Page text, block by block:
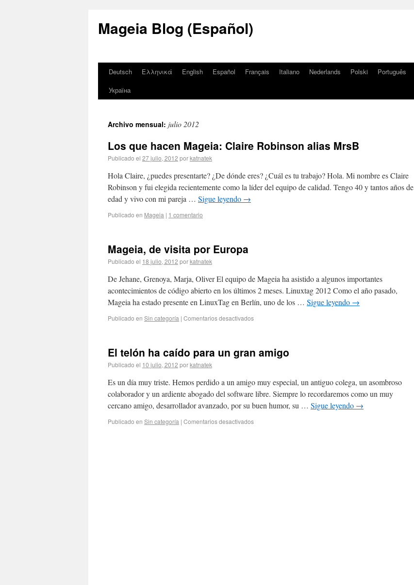
Mageia Blog (Español)
Deutsch Ελληνικά English Español Français Italiano Nederlands Polski Português
Україна
Archivo mensual: julio 2012
Los que hacen Mageia: Claire Robinson alias MrsB
Publicado el 27 julio, 2012 porkatnatek
Hola Claire, ¿puedes presentarte? ¿De dónde eres? ¿Cuál es tu trabajo? Hola. Mi nombre es Claire
Robinson y fui elegida recientemente como la líder del equipo de calidad. Tengo 40 y tantos años de
edad y vivo con mi pareja … Sigue leyendo →
Publicado en Mageia | 1 comentario
Mageia, de visita por Europa
Publicado el 18 julio, 2012 porkatnatek
De Jehane, Grenoya, Marja, Oliver El equipo de Mageia ha asistido a algunos importantes
acontecimientos de código abierto en los últimos 2 meses. Linuxtag 2012 Como el año pasado,
Mageia ha estado presente en LinuxTag en Berlín, uno de los … Sigue leyendo →
Publicado en Sin categoría | Comentarios desactivados
El telón ha caído para un gran amigo
Publicado el 10 julio, 2012 porkatnatek
Es un día muy triste. Hemos perdido a un amigo muy especial, un antiguo colega, un asombroso
colaborador y un ardiente abogado del software libre. Siempre lo recordaremos como un muy
cercano amigo, desarrollador avanzado, por su buen humor, su … Sigue leyendo →
Publicado en Sin categoría | Comentarios desactivados